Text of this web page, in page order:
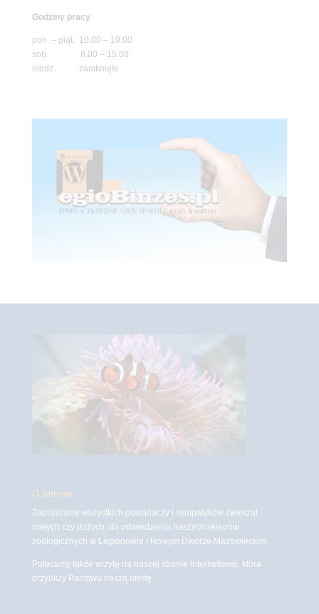
Godziny pracy
pon. – piąt. 10.00 – 19.00
sob. 8.00 – 15.00
niedz. zamknięte
O witrynie
Zapraszamy wszystkich posiadaczy i sympatyków zwierząt
małych czy dużych, do odwiedzenia naszych sklepów
zoologicznych w Legionowie i Nowym Dworze Mazowieckim
Polecamy także wizytę na naszej stronie internetowej, która
przybliży Państwu naszą ofertę.